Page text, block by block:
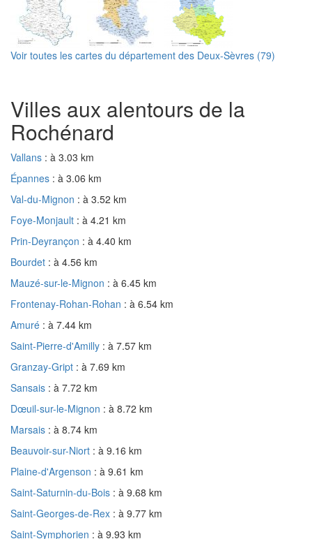
Voir toutes les cartes du département des Deux-Sèvres (79)
Villes aux alentours de la
Rochénard
Vallans : à 3.03 km
Épannes : à 3.06 km
Val-du-Mignon : à 3.52 km
Foye-Monjault : à 4.21 km
Prin-Deyrançon : à 4.40 km
Bourdet : à 4.56 km
Mauzé-sur-le-Mignon : à 6.45 km
Frontenay-Rohan-Rohan : à 6.54 km
Amuré : à 7.44 km
Saint-Pierre-d'Amilly : à 7.57 km
Granzay-Gript : à 7.69 km
Sansais : à 7.72 km
Dœuil-sur-le-Mignon : à 8.72 km
Marsais : à 8.74 km
Beauvoir-sur-Niort : à 9.16 km
Plaine-d'Argenson : à 9.61 km
Saint-Saturnin-du-Bois : à 9.68 km
Saint-Georges-de-Rex : à 9.77 km
Saint-Symphorien : à 9.93 km